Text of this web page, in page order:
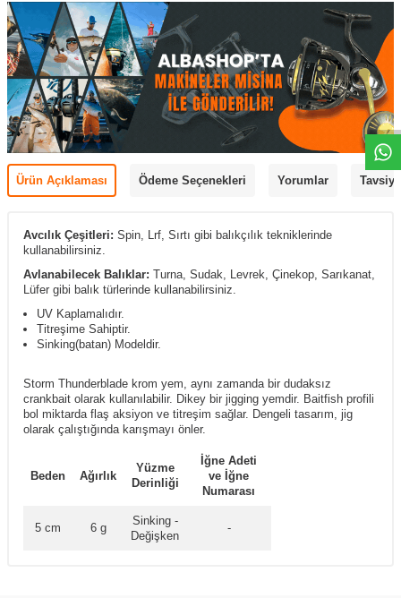
Ürün Açıklaması Ödeme Seçenekleri Yorumlar
Avcılık Çeşitleri: Spin, Lrf, Sırtı gibi balıkçılık tekniklerinde
kullanabilirsiniz.
Avlanabilecek Balıklar: Turna, Sudak, Levrek, Çinekop, Sarıkanat,
Lüfer gibi balık türlerinde kullanabilirsiniz.
UV Kaplamalıdır.
Titreşime Sahiptir.
Sinking(batan) Modeldir.
Storm Thunderblade krom yem, aynı zamanda bir dudaksız
crankbait olarak kullanılabilir. Dikey bir jigging yemdir. Baitfish profili
bol miktarda flaş aksiyon ve titreşim sağlar. Dengeli tasarım, jig
olarak çalıştığında karışmayı önler.
Beden Ağırlık
Yüzme
Derinliği
İğne Adeti
ve İğne
Numarası
5 cm 6 g
Sinking -
Değişken
-